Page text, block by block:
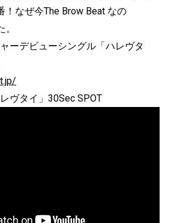
！なぜ今The Brow Beat なの
ーデビューシングル「ハレヴタ
ヴタイ」30Sec SPOT